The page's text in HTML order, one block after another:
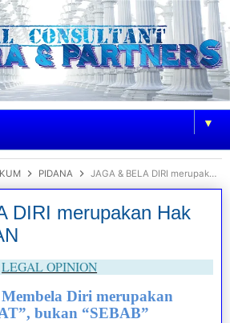
▼
PIDANA JAGA & BELA DIRI merupakan Hak Asasi KORBAN
DIRI merupakan Hak
LEGAL OPINION
Diri merupakan
bukan “SEBAB”